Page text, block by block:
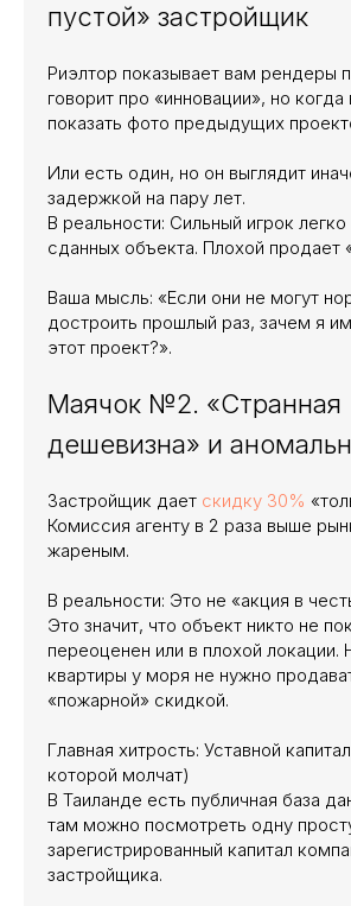
пустой» застройщик
Риэлтор показывает вам рендеры
говорит про «инновации», но
показать фото предыдущих
Или есть один, но он выглядит
задержкой на пару лет.
В реальности: Сильный игрок
сданных объекта. Плохой продает
Ваша мысль: «Если они не могут
достроить прошлый раз, зачем я
этот проект?».
Маячок №2. «Странная
дешевизна» и
Застройщик дает скидку 30%
Комиссия агенту в 2 раза выше
жареным.
В реальности: Это не «акция в
Это значит, что объект никто не
переоценен или в плохой локации.
квартиры у моря не нужно
«пожарной» скидкой.
Главная хитрость: Уставной
которой молчат)
В Таиланде есть публичная база
там можно посмотреть одну
зарегистрированный капитал
застройщика.